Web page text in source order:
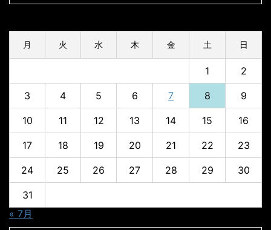
月 火 水 木 金 土 日
1 2
3 4 5 6 7 8 9
10 11 12 13 14 15 16
17 18 19 20 21 22 23
24 25 26 27 28 29 30
31
« 7月